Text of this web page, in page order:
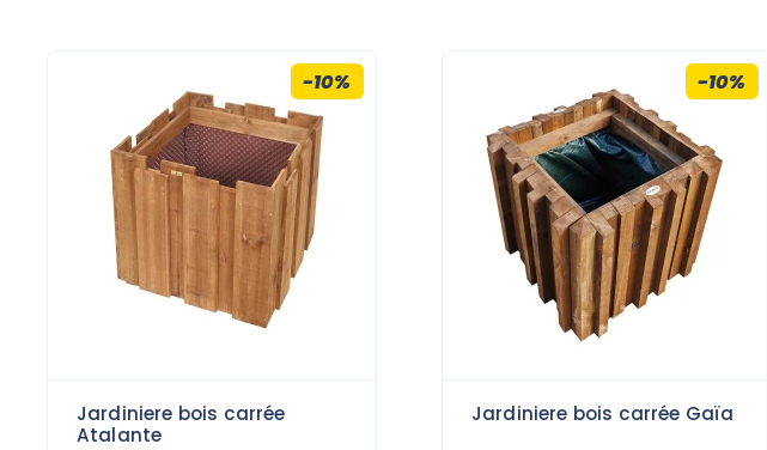
-10%
Jardiniere bois carrée
Atalante
-10%
Jardiniere bois carrée Gaïa